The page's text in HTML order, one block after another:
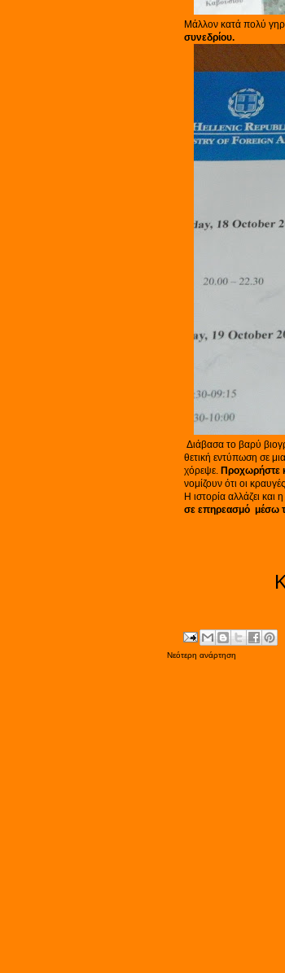
Μάλλον κατά πολύ
συνεδρίου.
Διάβασα το βαρύ
θετική εντύπωση σε
χόρεψε. Προχωρήστε
νομίζουν ότι οι
Η ιστορία αλλάζει και
σε επηρεασμό μέσω
Νεότερη ανάρτηση